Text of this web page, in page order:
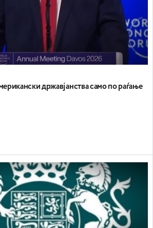
државјанства само по раѓање